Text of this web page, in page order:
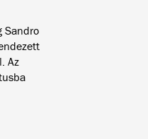
Sandro
Az